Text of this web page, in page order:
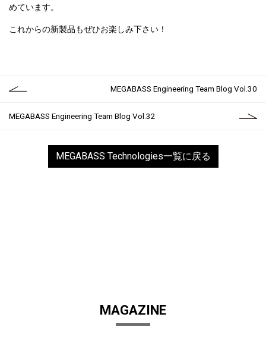
めています。
これからの新製品もぜひお楽しみ下さい！
MEGABASS Engineering Team Blog Vol.30
MEGABASS Engineering Team Blog Vol.32
MEGABASS Technologies一覧に戻る
MAGAZINE